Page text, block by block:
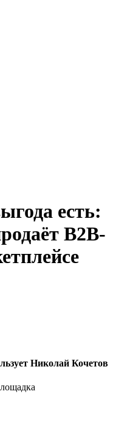
есть:
B2B-
Николай Кочетов